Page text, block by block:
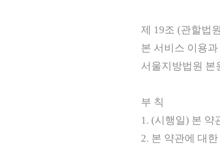
제 19조 (관할법
본 서비스 이용
서울지방법원 본
부 칙
1. (시행일) 본 약
2. 본 약관에 대